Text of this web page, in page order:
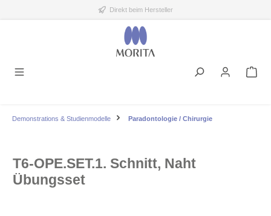
Direkt beim Hersteller
Demonstrations & Studienmodelle Paradontologie / Chirurgie
T6-OPE.SET.1. Schnitt, Naht
Übungsset